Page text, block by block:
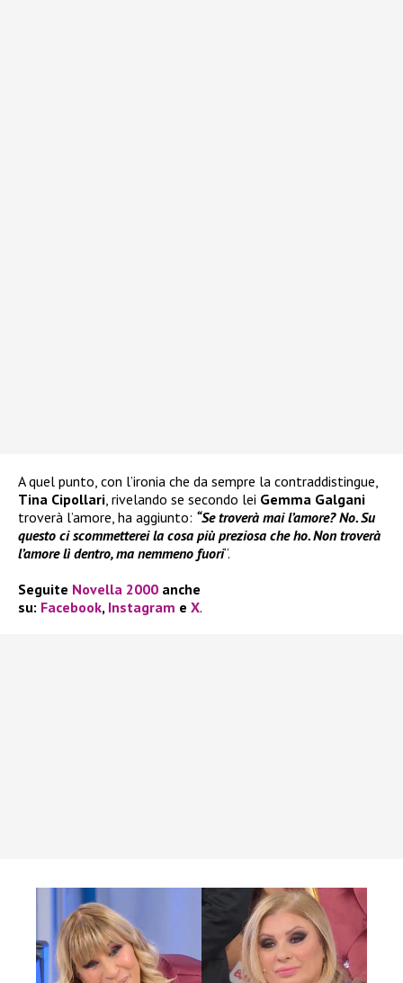
A quel punto, con l’ironia che da sempre la contraddistingue,
Tina Cipollari, rivelando se secondo lei Gemma Galgani
troverà l’amore, ha aggiunto: “Se troverà mai l’amore? No. Su
questo ci scommetterei la cosa più preziosa che ho. Non troverà
l’amore lì dentro, ma nemmeno fuori“.
Seguite Novella 2000 anche
su: Facebook, Instagram e X.